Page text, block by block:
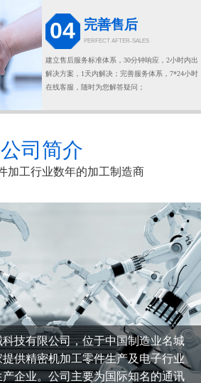
04 完善售后
PERFECT AFTER-SALES
建立售后服务标准体系，30分钟响应，2小时内出
解决方案，1天内解决；完善服务体系，7*24小时
在线客服，随时为您解答疑问；
公司简介
加工行业数年的加工制造商
技有限公司，位于中国制造业名城
供精密机加工零件生产及电子行业
企业。公司主要为国际知名的通讯